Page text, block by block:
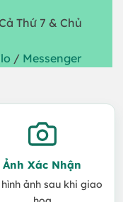
Thứ 7 & Chủ
/ Messenger
Ảnh Xác Nhận
ảnh sau khi giao